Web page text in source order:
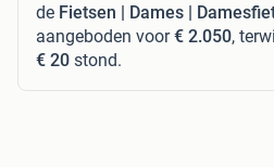
de Fietsen | Dames |
aangeboden voor€ 2.050,
€ 20 stond.